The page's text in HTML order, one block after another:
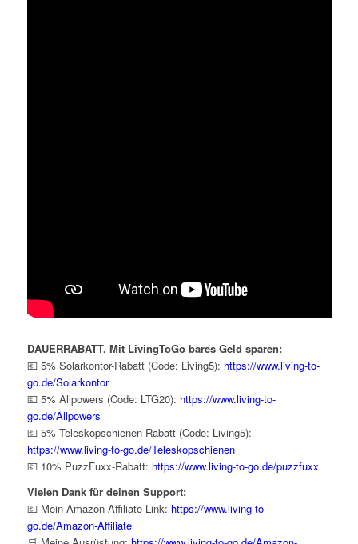
DAUERRABATT. Mit LivingToGo bares Geld sparen:
💶 5% Solarkontor-Rabatt (Code: Living5): https://www.living-to-
go.de/Solarkontor
💶 5% Allpowers (Code: LTG20): https://www.living-to-
go.de/Allpowers
💶 5% Teleskopschienen-Rabatt (Code: Living5):
https://www.living-to-go.de/Teleskopschienen
💶 10% PuzzFuxx-Rabatt: https://www.living-to-go.de/puzzfuxx
Vielen Dank für deinen Support:
💶 Mein Amazon-Affiliate-Link: https://www.living-to-
go.de/Amazon-Affiliate